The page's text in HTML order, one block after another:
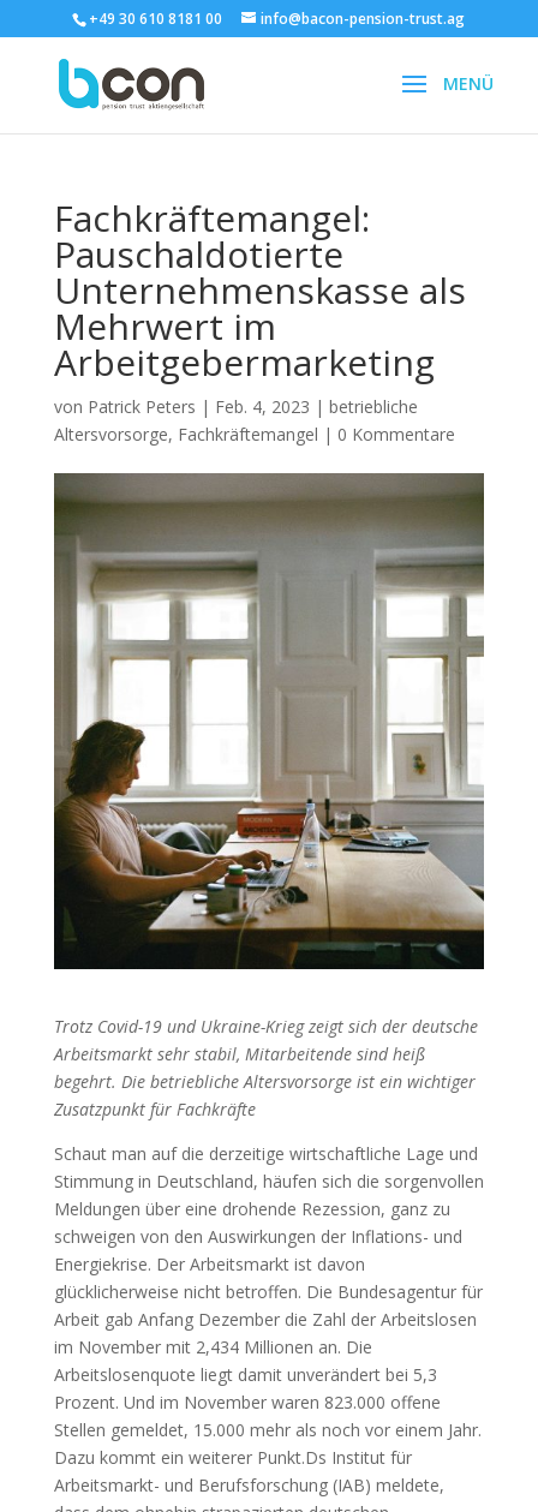
+49 30 610 8181 00 info@bacon-pension-trust.ag
Fachkräftemangel:
Pauschaldotierte
Unternehmenskasse als
Mehrwert im
Arbeitgebermarketing
von Patrick Peters | Feb. 4, 2023 | betriebliche
Altersvorsorge, Fachkräftemangel | 0 Kommentare
Trotz Covid-19 und Ukraine-Krieg zeigt sich der deutsche
Arbeitsmarkt sehr stabil, Mitarbeitende sind heiß
begehrt. Die betriebliche Altersvorsorge ist ein wichtiger
Zusatzpunkt für Fachkräfte
Schaut man auf die derzeitige wirtschaftliche Lage und
Stimmung in Deutschland, häufen sich die sorgenvollen
Meldungen über eine drohende Rezession, ganz zu
schweigen von den Auswirkungen der Inflations- und
Energiekrise. Der Arbeitsmarkt ist davon
glücklicherweise nicht betroffen. Die Bundesagentur für
Arbeit gab Anfang Dezember die Zahl der Arbeitslosen
im November mit 2,434 Millionen an. Die
Arbeitslosenquote liegt damit unverändert bei 5,3
Prozent. Und im November waren 823.000 offene
Stellen gemeldet, 15.000 mehr als noch vor einem Jahr.
Dazu kommt ein weiterer Punkt.Ds Institut für
Arbeitsmarkt- und Berufsforschung (IAB) meldete,